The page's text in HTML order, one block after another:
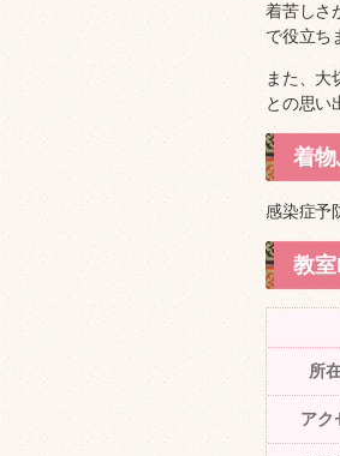
着苦しさ
で役立ち
また、大
との思い
着
感染症予
教
所
アク